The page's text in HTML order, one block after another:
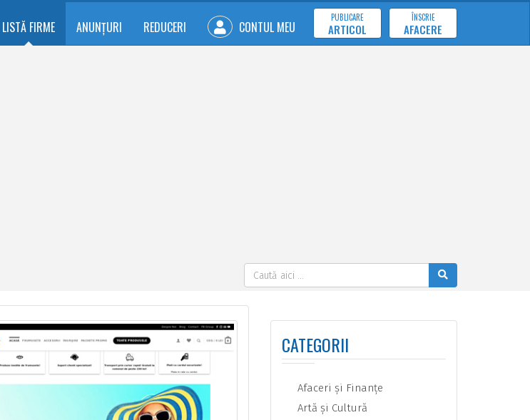
LISTĂ FIRME ANUNȚURI REDUCERI CONTUL MEU
PUBLICARE
ARTICOL
ÎNSCRIE
AFACERE
CATEGORII
Afaceri şi Finanţe
Artă şi Cultură